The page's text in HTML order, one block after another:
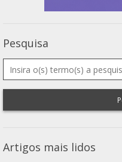
Pesquisa
Artigos mais lidos